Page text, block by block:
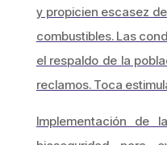
y propicien escasez
combustibles. Las
el respaldo de la
reclamos. Toca
Implementación de